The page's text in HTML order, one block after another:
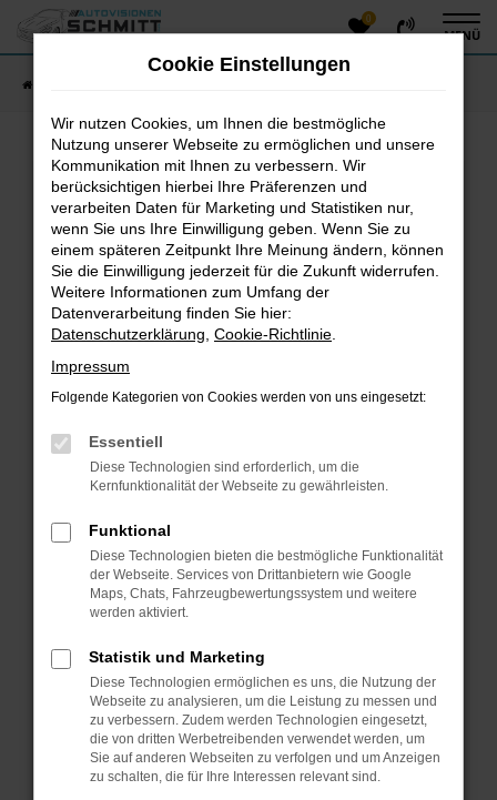
Zum
Hauptinhalt
0
MENÜ
Fehler: Network Error
Beim Laden ist ein Fehler aufgetreten.
Hier sind ein paar Tipps, die dir helfen können:
Überprüfe deine Firewall und deine
Internetverbindung.
Laden andere Webseiten, zum Beispiel deine
Suchmaschine?
Prüfe deine Browsererweiterungen.
das Laden bestimmter Seiten verhindern.
Funktioniert die Seite in einem anderen Browser
oder in einem privaten Fenster?
Das kann manchmal helfen, vorübergehende
Probleme zu beheben.
Stelle sicher, dass dein Browser und dein
Betriebssystem auf dem neuesten Stand sind.
Sicherheitsrisiko, sondern kann auch dazu führen,
dass bestimmte Funktionen nicht mehr
unterstützt werden.
Wende dich an den Webseitenbetreiber.
Wenn du alle oben genannten Schritte versucht
hast, kontaktiere uns bitte. Wir werden versuchen,
Cookie Einstellungen
Wir nutzen Cookies, um Ihnen die bestmögliche
Nutzung unserer Webseite zu ermöglichen und unsere
Kommunikation mit Ihnen zu verbessern. Wir
berücksichtigen hierbei Ihre Präferenzen und
verarbeiten Daten für Marketing und Statistiken nur,
wenn Sie uns Ihre Einwilligung geben. Wenn Sie zu
einem späteren Zeitpunkt Ihre Meinung ändern, können
Sie die Einwilligung jederzeit für die Zukunft widerrufen.
Weitere Informationen zum Umfang der
Datenverarbeitung finden Sie hier:
Datenschutzerklärung Cookie-Richtlinie
Impressum
Folgende Kategorien von Cookies werden von uns eingesetzt:
Essentiell
Diese Technologien sind erforderlich, um die
Kernfunktionalität der Webseite zu gewährleisten.
Funktional
Diese Technologien bieten die bestmögliche Funktionalität
der Webseite. Services von Drittanbietern wie Google
Maps, Chats, Fahrzeugbewertungssystem und weitere
werden aktiviert.
Statistik und Marketing
Diese Technologien ermöglichen es uns, die Nutzung der
Webseite zu analysieren, um die Leistung zu messen und
zu verbessern. Zudem werden Technologien eingesetzt,
die von dritten Werbetreibenden verwendet werden, um
Sie auf anderen Webseiten zu verfolgen und um Anzeigen
zu schalten, die für Ihre Interessen relevant sind.